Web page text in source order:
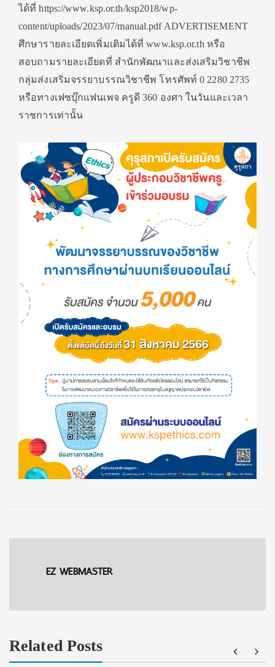
ได้ที่ https://www.ksp.or.th/ksp2018/wp-
content/uploads/2023/07/manual.pdf ADVERTISEMENT
ศึกษารายละเอียดเพิ่มเติมได้ที่ www.ksp.or.th หรือ
สอบถามรายละเอียดที่ สำนักพัฒนาและส่งเสริมวิชาชีพ
กลุ่มส่งเสริมจรรยาบรรณวิชาชีพ โทรศัพท์ 0 2280 2735
หรือทางเฟซบุ๊กแฟนเพจ ครูดี 360 องศา ในวันและเวลา
ราชการเท่านั้น
EZ WEBMASTER
Related Posts